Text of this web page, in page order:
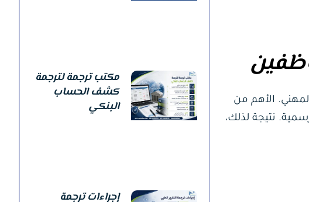
مكتب ترجمة لترجمة
كشف الحساب
البنكي
إجراءات ترجمة
الأهم من
نتيجة لذلك،